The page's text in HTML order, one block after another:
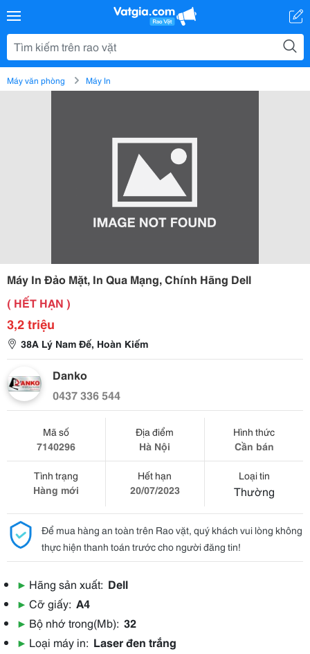
Máy văn phòng Máy In
Máy In Đảo Mặt, In Qua Mạng, Chính Hãng Dell
( HẾT HẠN )
3,2 triệu
38A Lý Nam Đế, Hoàn Kiếm
Danko
0437 336 544
Mã số
7140296
Địa điểm
Hà Nội
Hình thức
Cần bán
Tình trạng
Hàng mới
Hết hạn
20/07/2023
Loại tin
Thường
Để mua hàng an toàn trên Rao vặt, quý khách vui lòng không
thực hiện thanh toán trước cho người đăng tin!
▶ Hãng sản xuất: Dell
▶ Cỡ giấy: A4
▶ Bộ nhớ trong(Mb): 32
▶ Loại máy in: Laser đen trắng